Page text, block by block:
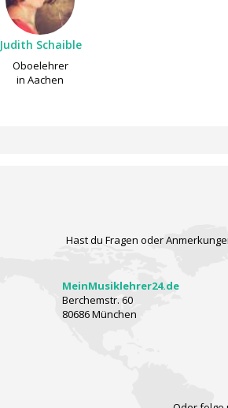
Judith Schaible
Oboelehrer
in Aachen
Hast du Fragen oder
MeinMusiklehrer24.de
Berchemstr. 60
80686 München